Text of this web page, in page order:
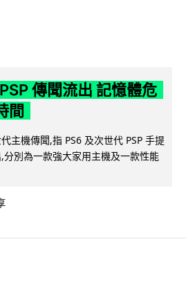
傳聞流出 記憶體危
間
主機傳聞,指 PS6 及次世代 PSP 手提
別為一款強大家用主機及一款性能